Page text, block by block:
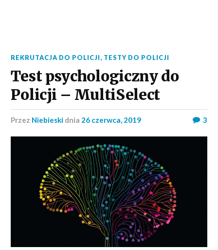
REKRUTACJA DO POLICJI, TESTY DO POLICJI
Test psychologiczny do
Policji – MultiSelect
przez Niebieski dnia 26 czerwca, 2019 3